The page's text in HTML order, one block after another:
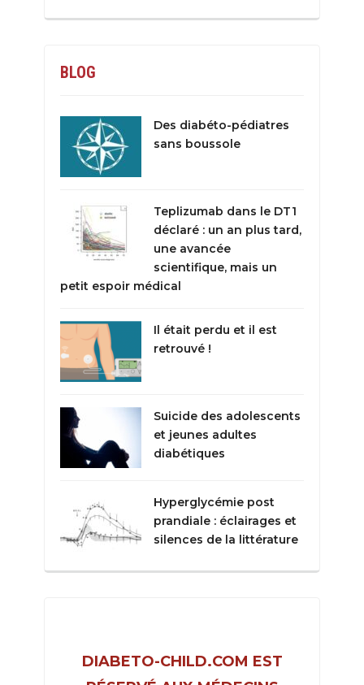
BLOG
Des diabéto-pédiatres
sans boussole
Teplizumab dans le DT1
déclaré : un an plus tard,
une avancée
scientifique, mais un
petit espoir médical
Il était perdu et il est
retrouvé !
Suicide des adolescents
et jeunes adultes
diabétiques
Hyperglycémie post
prandiale : éclairages et
silences de la littérature
DIABETO-CHILD.COM EST